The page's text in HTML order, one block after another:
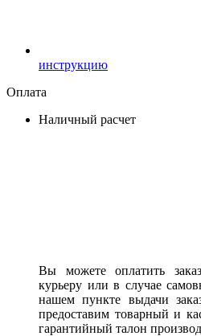
инструкцию
Оплата
Наличный расчет
Вы можете оплатить
курьеру или в случае
нашем пункте выдачи
предоставим товарный и
гарантийный талон